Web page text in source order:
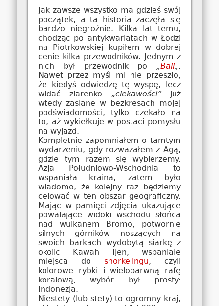
Jak zawsze wszystko ma gdzieś swój
początek, a ta historia zaczęła się
bardzo niegroźnie. Kilka lat temu,
chodząc po antykwariatach w Łodzi
na Piotrkowskiej kupiłem w dobrej
cenie kilka przewodników. Jednym z
nich był przewodnik po „Bali„.
Nawet przez myśl mi nie przeszło,
że kiedyś odwiedzę tę wyspę, lecz
widać ziarenko „ciekawości”już
wtedy zasiane w bezkresach mojej
podświadomości, tylko czekało na
to, aż wykiełkuje w postaci pomysłu
na wyjazd.
Kompletnie zapomniałem o tamtym
wydarzeniu, gdy rozważałem z Agą,
gdzie tym razem się wybierzemy.
Azja Południowo-Wschodnia to
wspaniała kraina, zatem było
wiadomo, że kolejny raz będziemy
celować w ten obszar geograficzny.
Mając w pamięci zdjęcia ukazujące
powalające widoki wschodu słońca
nad wulkanem Bromo, potwornie
silnych górników noszących na
swoich barkach wydobytą siarkę z
okolic Kawah Ijen, wspaniałe
miejsca do snorkelingu, czyli
kolorowe rybki i wielobarwną rafę
koralową, wybór był prosty:
Indonezja.
Niestety (lub stety) to ogromny kraj,